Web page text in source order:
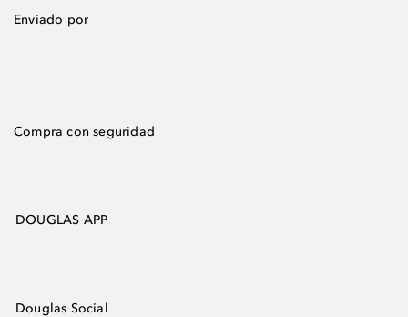
Enviado por
Compra con seguridad
DOUGLAS APP
Douglas Social